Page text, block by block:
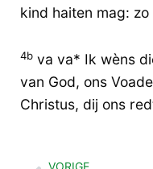
kind haiten mag:
4b va va* Ik wèns
van God, ons
Christus, dij ons
VORIGE